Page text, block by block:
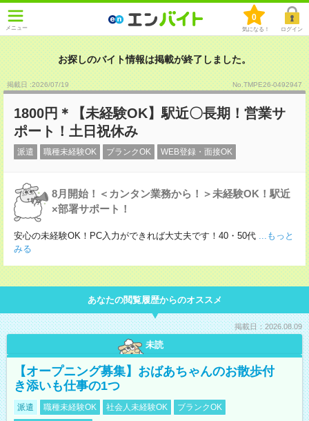
メニュー
0
気になる！ ログイン
お探しのバイト情報は掲載が終了しました。
掲載日 :2026/07/19 No.TMPE26-0492947
1800円＊【未経験OK】駅近〇長期！営業サ
ポート！土日祝休み
派遣 職種未経験OK ブランクOK WEB登録・面接OK
8月開始！＜カンタン業務から！＞未経験OK！駅近
×部署サポート！
安心の未経験OK！PC入力ができれば大丈夫です！40・50代 ...もっと
みる
あなたの閲覧履歴からのオススメ
掲載日：2026.08.09
未読
【オープニング募集】おばあちゃんのお散歩付
き添いも仕事の1つ
派遣 職種未経験OK 社会人未経験OK
ブランクOK